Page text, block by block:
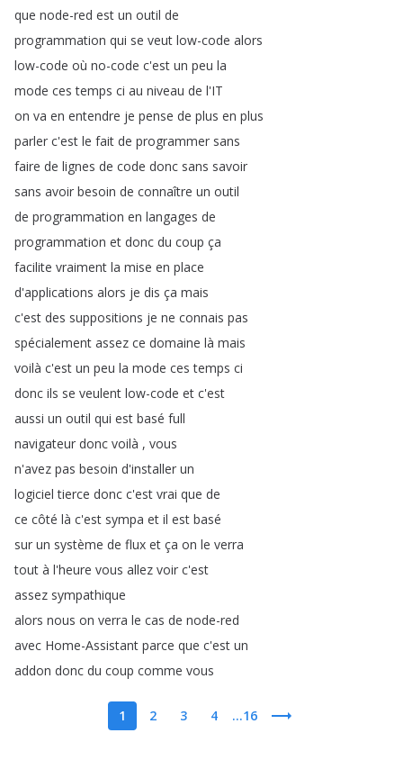
que node-red est un outil de
programmation qui se veut low-code alors
low-code où no-code c'est un peu la
mode ces temps ci au niveau de l'IT
on va en entendre je pense de plus en plus
parler c'est le fait de programmer sans
faire de lignes de code donc sans savoir
sans avoir besoin de connaître un outil
de programmation en langages de
programmation et donc du coup ça
facilite vraiment la mise en place
d'applications alors je dis ça mais
c'est des suppositions je ne connais pas
spécialement assez ce domaine là mais
voilà c'est un peu la mode ces temps ci
donc ils se veulent low-code et c'est
aussi un outil qui est basé full
navigateur donc voilà , vous
n'avez pas besoin d'installer un
logiciel tierce donc c'est vrai que de
ce côté là c'est sympa et il est basé
sur un système de flux et ça on le verra
tout à l'heure vous allez voir c'est
assez sympathique
alors nous on verra le cas de node-red
avec Home-Assistant parce que c'est un
addon donc du coup comme vous
1 2 3 4 ...16